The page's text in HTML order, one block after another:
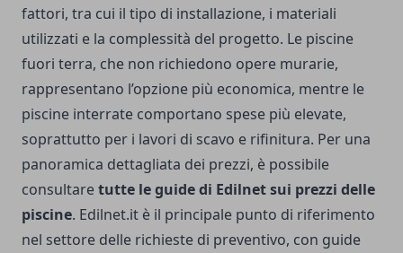
fattori, tra cui il tipo di installazione, i materiali
utilizzati e la complessità del progetto. Le piscine
fuori terra, che non richiedono opere murarie,
rappresentano l’opzione più economica, mentre le
piscine interrate comportano spese più elevate,
soprattutto per i lavori di scavo e rifinitura. Per una
panoramica dettagliata dei prezzi, è possibile
consultaretutte le guide di Edilnet sui prezzi delle
piscine. Edilnet.it è il principale punto di riferimento
nel settore delle richieste di preventivo, con guide